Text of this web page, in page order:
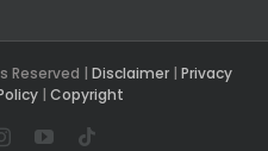
Reserved | Disclaimer| Privacy
| Copyright
InstagramYouTube